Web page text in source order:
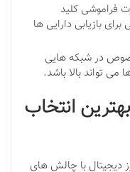
فراموشی کلید
بازیابی دارایی ها
در شبکه هایی
می تواند بالا باشد.
انتخاب
دیجیتال با چالش های